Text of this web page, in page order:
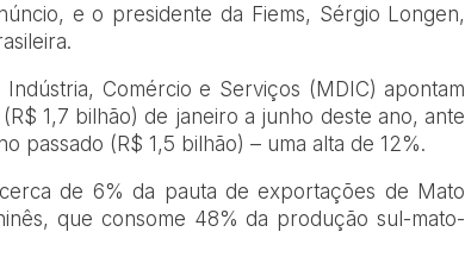
e o presidente da Fiems, Sérgio Longen,
Comércio e Serviços (MDIC) apontam
1,7 bilhão) de janeiro a junho deste ano, ante
passado (R$ 1,5 bilhão) – uma alta de 12%.
de 6% da pauta de exportações de Mato
que consome 48% da produção sul-mato-